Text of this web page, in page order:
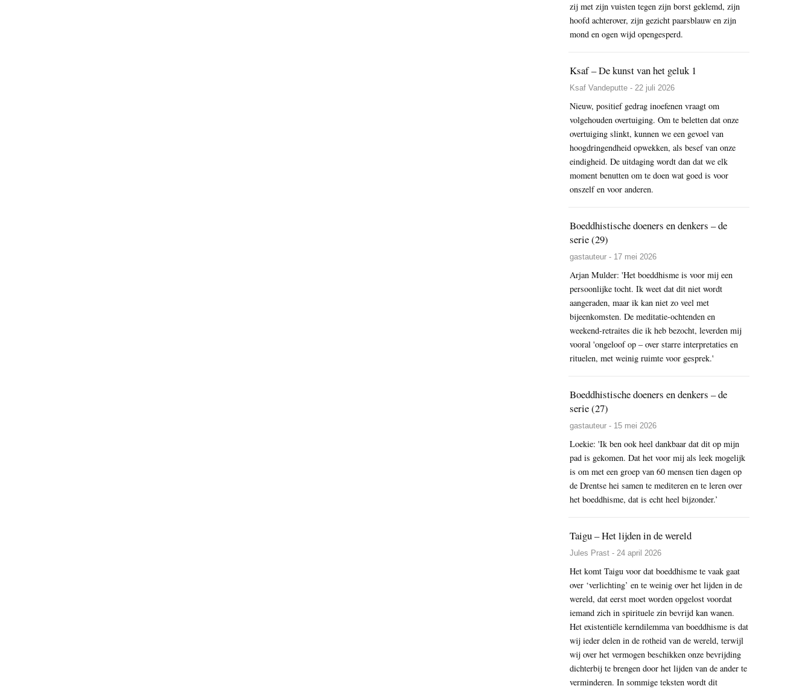
zij met zijn vuisten tegen zijn borst geklemd, zijn
hoofd achterover, zijn gezicht paarsblauw en zijn
mond en ogen wijd opengesperd.
Ksaf – De kunst van het geluk 1
Ksaf Vandeputte - 22 juli 2026
Nieuw, positief gedrag inoefenen vraagt om
volgehouden overtuiging. Om te beletten dat onze
overtuiging slinkt, kunnen we een gevoel van
hoogdringendheid opwekken, als besef van onze
eindigheid. De uitdaging wordt dan dat we elk
moment benutten om te doen wat goed is voor
onszelf en voor anderen.
Boeddhistische doeners en denkers – de
serie (29)
gastauteur - 17 mei 2026
Arjan Mulder: 'Het boeddhisme is voor mij een
persoonlijke tocht. Ik weet dat dit niet wordt
aangeraden, maar ik kan niet zo veel met
bijeenkomsten. De meditatie-ochtenden en
weekend-retraites die ik heb bezocht, leverden mij
vooral 'ongeloof op – over starre interpretaties en
rituelen, met weinig ruimte voor gesprek.'
Boeddhistische doeners en denkers – de
serie (27)
gastauteur - 15 mei 2026
Loekie: 'Ik ben ook heel dankbaar dat dit op mijn
pad is gekomen. Dat het voor mij als leek mogelijk
is om met een groep van 60 mensen tien dagen op
de Drentse hei samen te mediteren en te leren over
het boeddhisme, dat is echt heel bijzonder.’
Taigu – Het lijden in de wereld
Jules Prast - 24 april 2026
Het komt Taigu voor dat boeddhisme te vaak gaat
over ‘verlichting’ en te weinig over het lijden in de
wereld, dat eerst moet worden opgelost voordat
iemand zich in spirituele zin bevrijd kan wanen.
Het existentiële kerndilemma van boeddhisme is dat
wij ieder delen in de rotheid van de wereld, terwijl
wij over het vermogen beschikken onze bevrijding
dichterbij te brengen door het lijden van de ander te
verminderen. In sommige teksten wordt dit